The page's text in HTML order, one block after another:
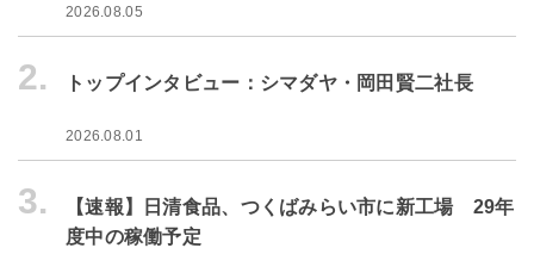
2026.08.05
2. トップインタビュー：シマダヤ・岡田賢二社長
2026.08.01
3.
【速報】日清食品、つくばみらい市に新工場 29年
度中の稼働予定